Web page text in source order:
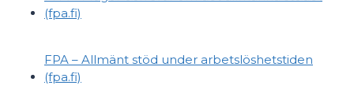
(fpa.fi)
FPA – Allmänt stöd under arbetslöshetstiden
(fpa.fi)